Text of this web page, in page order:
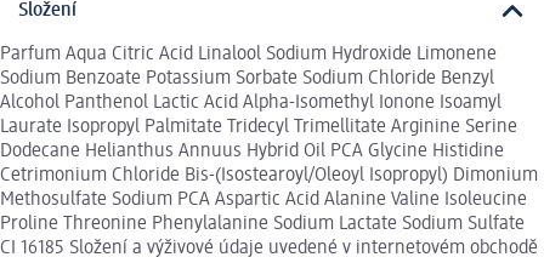
Složení
Parfum Aqua Citric Acid Linalool Sodium Hydroxide Limonene
Sodium Benzoate Potassium Sorbate Sodium Chloride Benzyl
Alcohol Panthenol Lactic Acid Alpha-Isomethyl Ionone Isoamyl
Laurate Isopropyl Palmitate Tridecyl Trimellitate Arginine Serine
Dodecane Helianthus Annuus Hybrid Oil PCA Glycine Histidine
Cetrimonium Chloride Bis-(Isostearoyl/Oleoyl Isopropyl) Dimonium
Methosulfate Sodium PCA Aspartic Acid Alanine Valine Isoleucine
Proline Threonine Phenylalanine Sodium Lactate Sodium Sulfate
CI 16185 Složení a výživové údaje uvedené v internetovém obchodě